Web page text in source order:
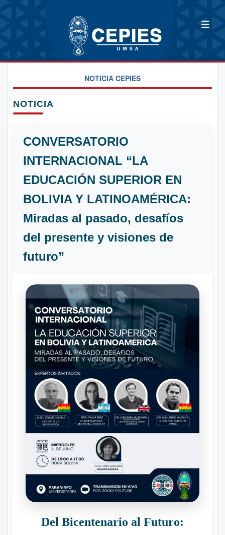
NOTICIA CEPIES
NOTICIA
CONVERSATORIO
INTERNACIONAL “LA
EDUCACIÓN SUPERIOR EN
BOLIVIA Y LATINOAMÉRICA:
Miradas al pasado, desafíos
del presente y visiones de
futuro”
Del Bicentenario al Futuro: